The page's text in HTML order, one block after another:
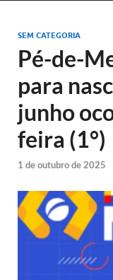
SEM CATEGORIA
Pé-de-
para
junho
feira (1°)
1 de outubro de 2025